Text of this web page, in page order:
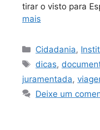
tirar o visto para
mais
Cidadania,
dicas,
juramentada,
Deixe um